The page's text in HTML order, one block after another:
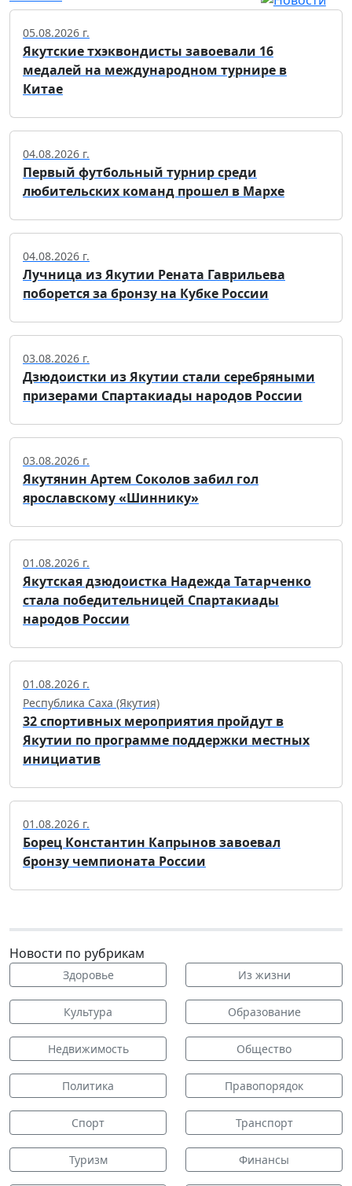
05.08.2026 г.
Якутские тхэквондисты завоевали 16
медалей на международном турнире в
Китае
04.08.2026 г.
Первый футбольный турнир среди
любительских команд прошел в Мархе
04.08.2026 г.
Лучница из Якутии Рената Гаврильева
поборется за бронзу на Кубке России
03.08.2026 г.
Дзюдоистки из Якутии стали серебряными
призерами Спартакиады народов России
03.08.2026 г.
Якутянин Артем Соколов забил гол
ярославскому «Шиннику»
01.08.2026 г.
Якутская дзюдоистка Надежда Татарченко
стала победительницей Спартакиады
народов России
01.08.2026 г.
Республика Саха (Якутия)
32 спортивных мероприятия пройдут в
Якутии по программе поддержки местных
инициатив
01.08.2026 г.
Борец Константин Капрынов завоевал
бронзу чемпионата России
Новости по рубрикам
Здоровье Из жизни
Культура Образование
Недвижимость Общество
Политика Правопорядок
Спорт Транспорт
Туризм Финансы